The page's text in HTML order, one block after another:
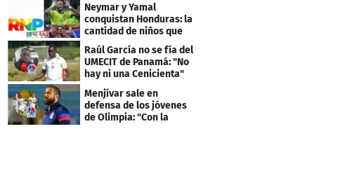
Neymar y Yamal
conquistan Honduras: la
cantidad de niños que
llevan sus nombres
Raúl García no se fía del
UMECIT de Panamá: "No
hay ni una Cenicienta"
Menjívar sale en
defensa de los jóvenes
de Olimpia: "Con la